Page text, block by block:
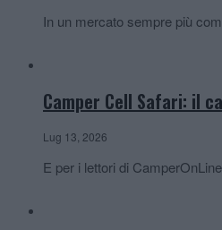
In un mercato sempre più
Camper Cell Safari: il
Lug 13, 2026
E per i lettori di